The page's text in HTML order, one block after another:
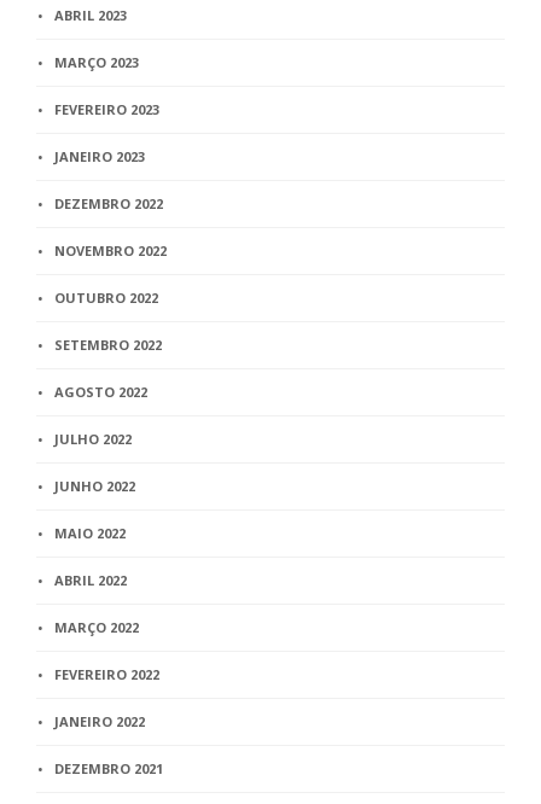
ABRIL 2023
MARÇO 2023
FEVEREIRO 2023
JANEIRO 2023
DEZEMBRO 2022
NOVEMBRO 2022
OUTUBRO 2022
SETEMBRO 2022
AGOSTO 2022
JULHO 2022
JUNHO 2022
MAIO 2022
ABRIL 2022
MARÇO 2022
FEVEREIRO 2022
JANEIRO 2022
DEZEMBRO 2021